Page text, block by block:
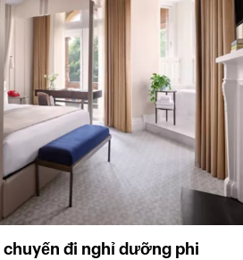
đi nghỉ dưỡng phi